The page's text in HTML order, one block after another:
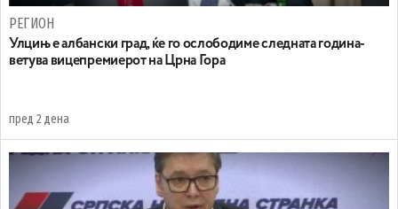
РЕГИОН
Улцињ е албански град, ќе го ослободиме следната година-
ветува вицепремиерот на Црна Гора
пред 2 дена